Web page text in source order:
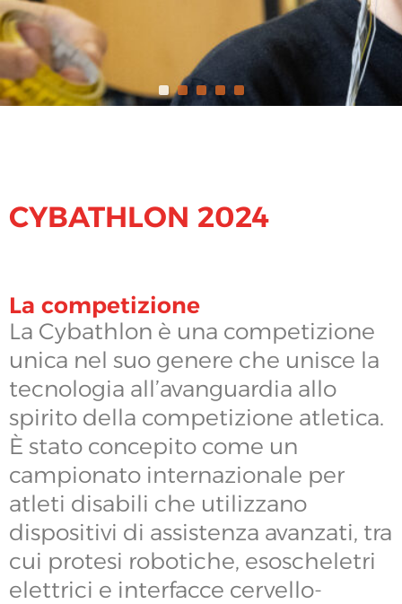
CYBATHLON 2024
La competizione
La Cybathlon è una competizione
unica nel suo genere che unisce la
tecnologia all’avanguardia allo
spirito della competizione atletica.
È stato concepito come un
campionato internazionale per
atleti disabili che utilizzano
dispositivi di assistenza avanzati, tra
cui protesi robotiche, esoscheletri
elettrici e interfacce cervello-